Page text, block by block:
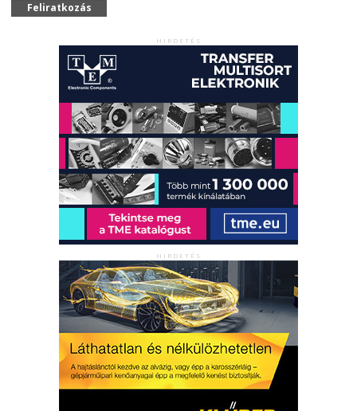
Feliratkozás
HIRDETÉS
HIRDETÉS